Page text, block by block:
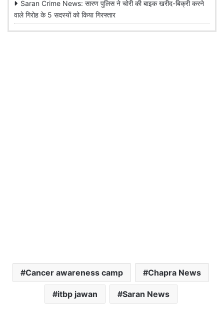
Saran Crime News: सारण पुलिस ने चोरी की बाइक खरीद-बिक्री करने
वाले गिरोह के 5 सदस्यों को किया गिरफ्तार
Cancer awareness camp Chapra News
itbp jawan Saran News